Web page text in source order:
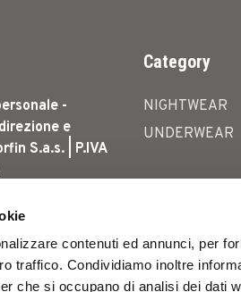
contenuti ed annunci, per
traffico. Condividiamo inoltre
che si occupano di analisi dei dati
-
e
S.a.s. | P.IVA
010 |
23 Carpi
Category
NIGHTWEAR
UNDERWEAR